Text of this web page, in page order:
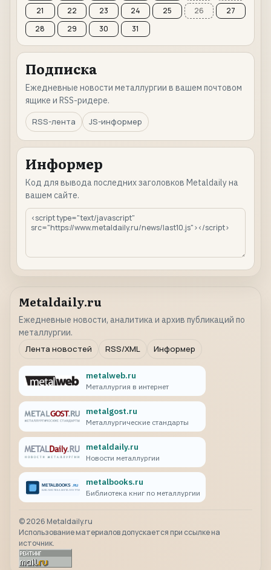
21
22 23 24 25 26
27
28
29 30 31
Подписка
Ежедневные новости металлургии в вашем почтовом
ящике и RSS-ридере.
RSS-лента
JS-информер
Информер
Код для вывода последних заголовков Metaldaily на
вашем сайте.
Metaldaily.ru
Ежедневные новости, аналитика и архив публикаций по
металлургии.
Лента новостей
RSS/XML Информер
metalweb.ru
Металлургия в интернет
metalgost.ru
Металлургические стандарты
metaldaily.ru
Новости металлургии
metalbooks.ru
Библиотека книг по металлургии
©2026 Metaldaily.ru
Использование материалов допускается при ссылке на
источник.